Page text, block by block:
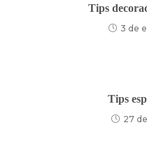
Tips
3 de
Tips
27